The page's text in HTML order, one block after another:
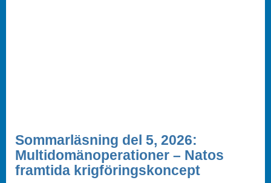
Sommarläsning del 5, 2026:
Multidomänoperationer – Natos
framtida krigföringskoncept